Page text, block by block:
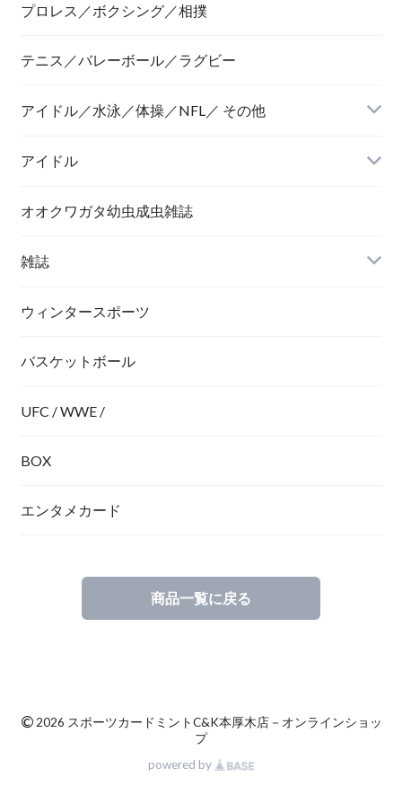
プロレス／ボクシング／相撲
テニス／バレーボール／ラグビー
アイドル／水泳／体操／NFL／ その他
アイドル
オオクワガタ幼虫成虫雑誌
雑誌
ウィンタースポーツ
バスケットボール
UFC / WWE /
BOX
エンタメカード
商品一覧に戻る
©2026 スポーツカードミントC&K本厚木店－オンラインショッ
プ
powered by